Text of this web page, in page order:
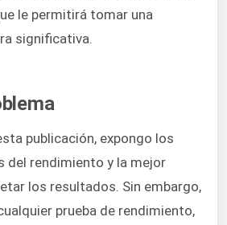
le permitirá tomar una
significativa.
publicación, expongo los
del rendimiento y la mejor
los resultados. Sin embargo,
prueba de rendimiento,